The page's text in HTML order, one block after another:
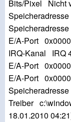
Bits/Pixel Nicht
E/A-Port
IRQ-Kanal IRQ
E/A-Port
E/A-Port
Treiber
18.01.2010